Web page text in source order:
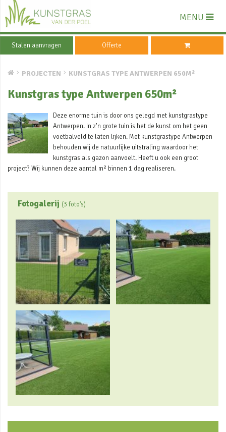
MENU
Stalen aanvragen Offerte
PROJECTEN KUNSTGRAS TYPE ANTWERPEN 650M²
Kunstgras type Antwerpen 650m²
Deze enorme tuin is door ons gelegd met kunstgrastype
Antwerpen. In z’n grote tuin is het de kunst om het geen
voetbalveld te laten lijken. Met kunstgrastype Antwerpen
behouden wij de natuurlijke uitstraling waardoor het
kunstgras als gazon aanvoelt. Heeft u ook een groot
project? Wij kunnen deze aantal m² binnen 1 dag realiseren.
Fotogalerij (3 foto's)